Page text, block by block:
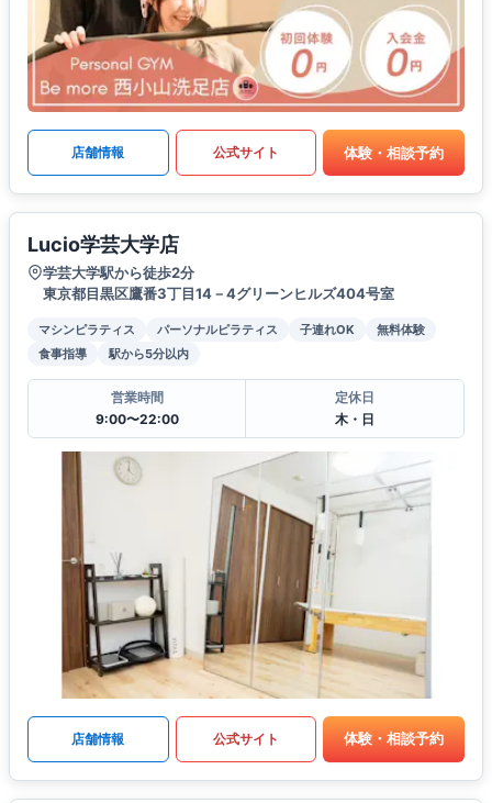
店舗情報 公式サイト 体験・相談予約
Lucio学芸大学店
学芸大学駅から徒歩2分
東京都目黒区鷹番3丁目14－4グリーンヒルズ404号室
マシンピラティス パーソナルピラティス 子連れOK
無料体験
食事指導
駅から5分以内
営業時間
9:00〜22:00
定休日
木・日
店舗情報 公式サイト 体験・相談予約